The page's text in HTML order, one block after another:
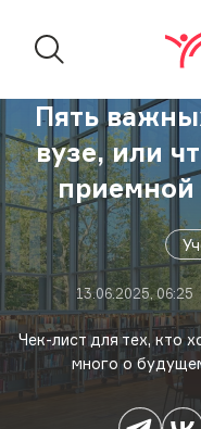
Пять
вузе, или
приемной
13.06.2025, 06:25
Чек-лист для тех, кто
много о